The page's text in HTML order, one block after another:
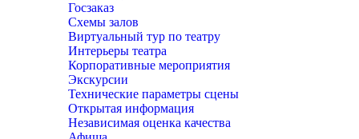
Госзаказ
Схемы залов
Виртуальный тур по театру
Интерьеры театра
Корпоративные мероприятия
Экскурсии
Технические параметры сцены
Открытая информация
Независимая оценка качества